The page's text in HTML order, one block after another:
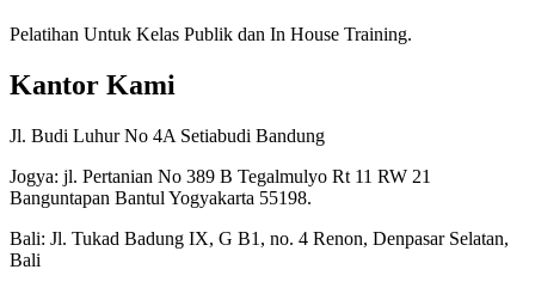
Pelatihan Untuk Kelas Publik dan In House Training.
Kantor Kami
Jl. Budi Luhur No 4A Setiabudi Bandung
Jogya: jl. Pertanian No 389 B Tegalmulyo Rt 11 RW 21
Banguntapan Bantul Yogyakarta 55198.
Bali: Jl. Tukad Badung IX, G B1, no. 4 Renon, Denpasar Selatan,
Bali